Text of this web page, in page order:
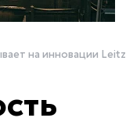
на инновации Leitz